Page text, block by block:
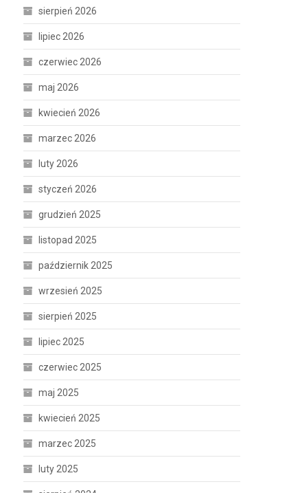
sierpień 2026
lipiec 2026
czerwiec 2026
maj 2026
kwiecień 2026
marzec 2026
luty 2026
styczeń 2026
grudzień 2025
listopad 2025
październik 2025
wrzesień 2025
sierpień 2025
lipiec 2025
czerwiec 2025
maj 2025
kwiecień 2025
marzec 2025
luty 2025